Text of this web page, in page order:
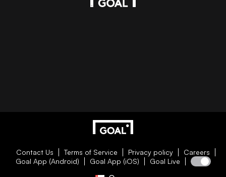
Contact Us Terms of Service Privacy policy
Careers
Goal App (Android)
Goal App (iOS) Goal Live